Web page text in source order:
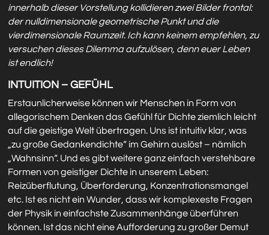
innerhalb dieser Vorstellung kollidieren zwei Bilder frontal:
der nulldimensionale geometrische Punkt und die
vierdimensionale Raumzeit. Ich kann keinem empfehlen, zu
versuchen dieses Dilemma aufzulösen, denn euer Leben
ist endlich!
INTUITION – GEFÜHL
Erstaunlicherweise können wir Menschen in Form von
allegorischem Denken das Gefühl für Dichte ziemlich leicht
auf die geistige Welt übertragen. Uns ist intuitiv klar, was
„zu große Gedankendichte“ im Gehirn auslöst – nämlich
„Wahnsinn“. Und es gibt weitere ganz einfach verstehbare
Formen von geistiger Dichte in unserem Leben:
Reizüberflutung, Überforderung, Konzentrationsmangel
etc. Ist es nicht ein Wunder, dass wir komplexeste Fragen
der Physik in einfachste Zusammenhänge überführen
können. Ist das nicht eine Aufforderung zu großer Demut